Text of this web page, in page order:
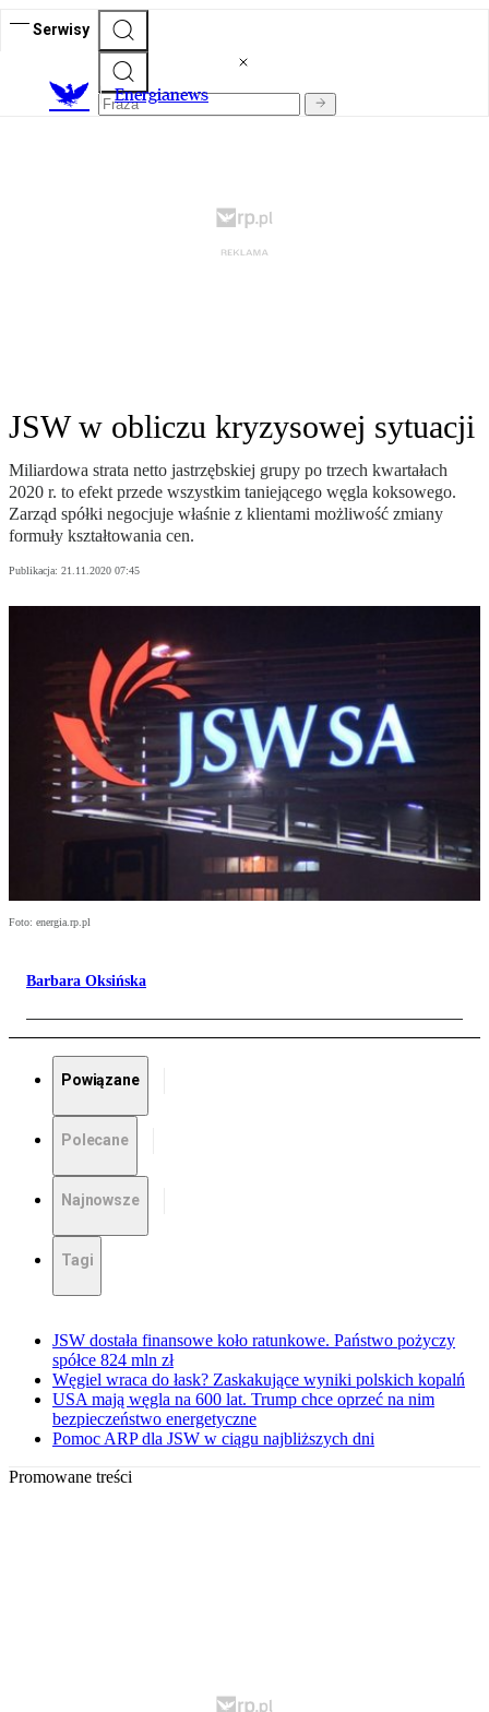
Serwisy
Energianews
JSW w obliczu kryzysowej sytuacji
Miliardowa strata netto jastrzębskiej grupy po trzech kwartałach
2020 r. to efekt przede wszystkim taniejącego węgla koksowego.
Zarząd spółki negocjuje właśnie z klientami możliwość zmiany
formuły kształtowania cen.
Publikacja: 21.11.2020 07:45
Foto: energia.rp.pl
Barbara Oksińska
Powiązane
Polecane
Najnowsze
Tagi
JSW dostała finansowe koło ratunkowe. Państwo pożyczy
spółce 824 mln zł
Węgiel wraca do łask? Zaskakujące wyniki polskich kopalń
USA mają węgla na 600 lat. Trump chce oprzeć na nim
bezpieczeństwo energetyczne
Pomoc ARP dla JSW w ciągu najbliższych dni
Promowane treści